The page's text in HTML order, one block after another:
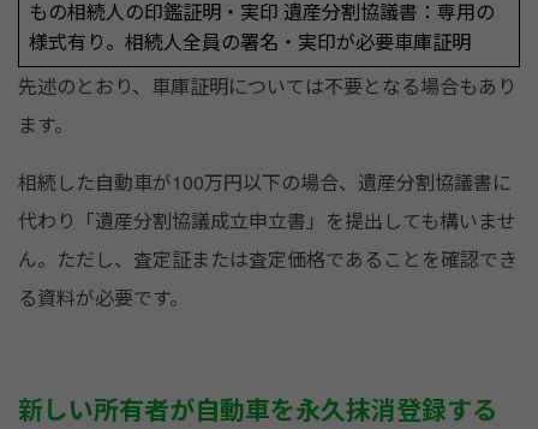
もの相続人の印鑑証明・実印 遺産分割協議書：専用の
様式有り。相続人全員の署名・実印が必要車庫証明
先述のとおり、車庫証明については不要となる場合もあり
ます。
相続した自動車が100万円以下の場合、遺産分割協議書に
代わり「遺産分割協議成立申立書」を提出しても構いませ
ん。ただし、査定証または査定価格であることを確認でき
る資料が必要です。
新しい所有者が自動車を永久抹消登録する